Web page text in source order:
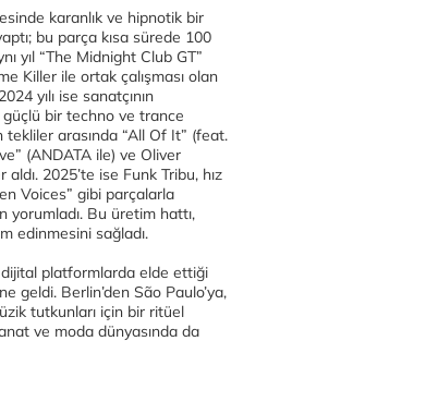
karanlık ve hipnotik bir
bu parça kısa sürede 100
yıl “The Midnight Club GT”
Killer ile ortak çalışması olan
yılı ise sanatçının
güçlü bir techno ve trance
arasında “All Of It” (feat.
(ANDATA ile) ve Oliver
2025’te ise Funk Tribu, hız
Voices” gibi parçalarla
yorumladı. Bu üretim hattı,
edinmesini sağladı.
platformlarda elde ettiği
geldi. Berlin’den São Paulo’ya,
tutkunları için bir ritüel
ve moda dünyasında da